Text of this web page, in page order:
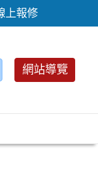
上報修
網站導覽